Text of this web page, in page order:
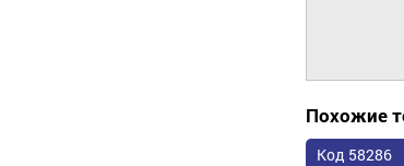
Похожие
Код 58286